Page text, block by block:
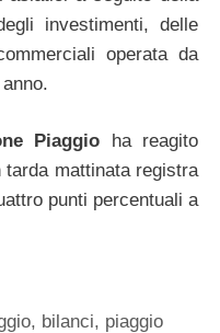
investimenti, delle
operata da
Piaggio ha reagito
tarda mattinata registra
punti percentuali a
, bilanci, piaggio